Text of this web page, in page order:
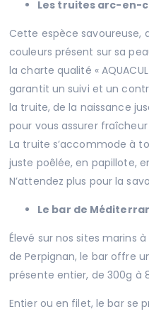
Les truites arc-en-
Cette espèce savoureuse,
couleurs présent sur sa
la charte qualité «
garantit un suivi et un
la truite, de la naissance
pour vous assurer
La truite s’accommode à
juste poêlée, en papillote,
N’attendez plus pour la
Le bar de
Élevé sur nos sites marins
de Perpignan, le bar offre
présente entier, de 300g à
Entier ou en filet, le bar se